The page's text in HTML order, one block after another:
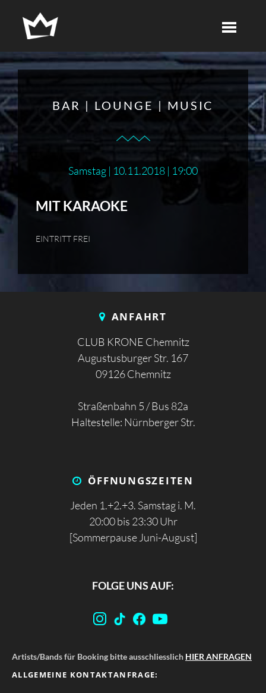
BAR | LOUNGE | MUSIC
Samstag | 10.11.2018 | 19:00
MIT KARAOKE
EINTRITT FREI
ANFAHRT
CLUB KRONE Chemnitz
Augustusburger Str. 167
09126 Chemnitz
Straßenbahn 5 / Bus 82a
Haltestelle: Nürnberger Str.
ÖFFNUNGS­ZEITEN
Jeden 1.+2.+3. Samstag i. M.
20:00 bis 23:30 Uhr
[Sommerpause Juni-August]
FOLGE UNS AUF:
Artists/Bands für Booking bitte ausschliesslich HIER ANFRAGEN
ALLGEMEINE KONTAKTANFRAGE: